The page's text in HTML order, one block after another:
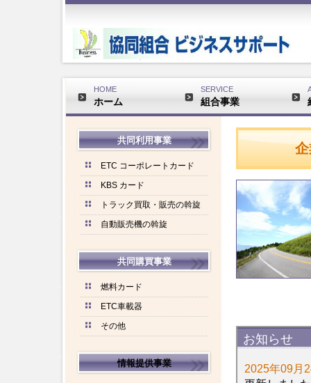
HOME
ホーム
SERVICE
組合事業
共同利用事業
ETC コーポレートカード
KBS カード
トラック買取・販売の斡旋
自動販売機の斡旋
共同購買事業
燃料カード
ETC車載器
その他
情報提供事業